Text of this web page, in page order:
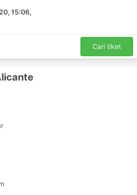
Valenciana - Barcelona
15:06,
Cari tiket